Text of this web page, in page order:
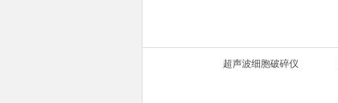
超声波细胞破碎仪